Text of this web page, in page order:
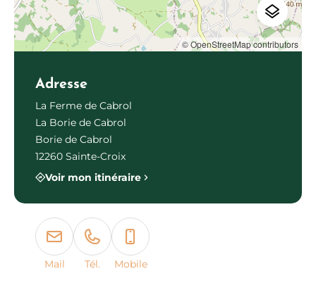
© OpenStreetMap contributors
Adresse
La Ferme de Cabrol
La Borie de Cabrol
Borie de Cabrol
12260 Sainte-Croix
Voir mon itinéraire
Mail Tél. Mobile